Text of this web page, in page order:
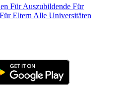
Für Auszubildende Für
Für Eltern Alle Universitäten